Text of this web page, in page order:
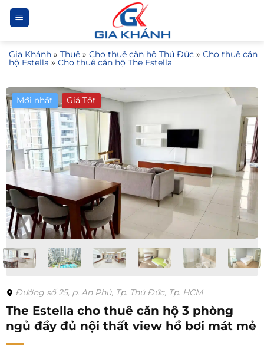
Bỏ
qua
dung
Gia Khánh » Thuê » Cho thuê căn hộ Thủ Đức » Cho thuê căn
hộ Estella » Cho thuê căn hộ The Estella
Mới nhất Giá Tốt
Đường số 25, p. An Phú, Tp. Thủ Đức, Tp. HCM
The Estella cho thuê căn hộ 3 phòng
ngủ đầy đủ nội thất view hồ bơi mát mẻ